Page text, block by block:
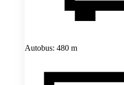
Autobus: 480 m